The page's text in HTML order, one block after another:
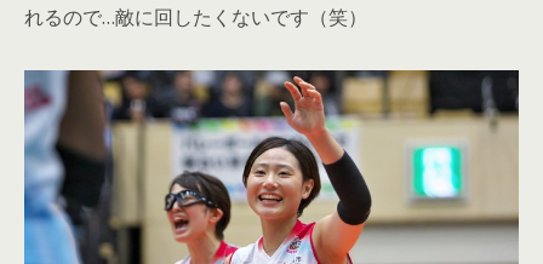
れるので…敵に回したくないです（笑）